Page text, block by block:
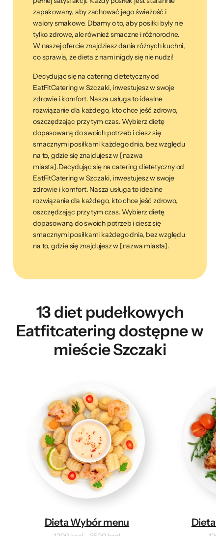
zapakowany, aby zachować jego świeżość i
walory smakowe. Dbamy o to, aby posiłki były nie
tylko zdrowe, ale również smaczne i różnorodne.
W naszej ofercie znajdziesz dania różnych kuchni,
co sprawia, że dieta z nami nigdy się nie nudzi!
Decydując się na catering dietetyczny od
EatFitCatering w Szczaki, inwestujesz w swoje
zdrowie i komfort. Nasza usługa to idealne
rozwiązanie dla każdego, kto chce jeść zdrowo,
oszczędzając przy tym czas. Wybierz dietę
dopasowaną do swoich potrzeb i ciesz się
smacznymi posiłkami każdego dnia, bez względu
na to, gdzie się znajdujesz w [nazwa
miasta].Decydując się na catering dietetyczny od
EatFitCatering w Szczaki, inwestujesz w swoje
zdrowie i komfort. Nasza usługa to idealne
rozwiązanie dla każdego, kto chce jeść zdrowo,
oszczędzając przy tym czas. Wybierz dietę
dopasowaną do swoich potrzeb i ciesz się
smacznymi posiłkami każdego dnia, bez względu
na to, gdzie się znajdujesz w [nazwa miasta].
13 diet pudełkowych
Eatfitcatering dostępne w
mieście Szczaki
Dieta Wybór menu Dieta